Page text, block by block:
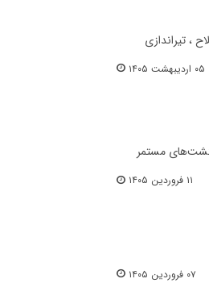
، تیراندازی
۰۵ اردیبهشت ۱۴۰۵
گشت‌های مستمر
۱۱ فروردین ۱۴۰۵
۰۷ فروردین ۱۴۰۵